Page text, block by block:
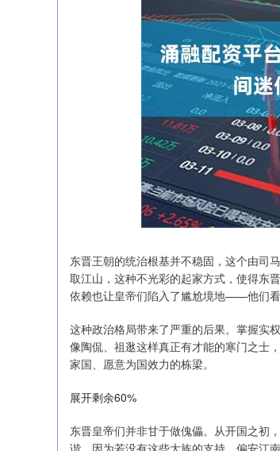
东晋王朝的统治根基并不稳固，这个由司
取江山，这种不光彩的起家方式，使得东
依赖也让皇帝们陷入了尴尬境地——他们看
这种政治格局带来了严重的后果。掌握实
像陶侃、祖逖这样真正有才能的寒门之士
家国、愿意为国效力的栋梁。
展开剩余60%
东晋皇帝们并非甘于做傀儡。从开国之初
谐，因为若没有这些大族的支持，偏安江